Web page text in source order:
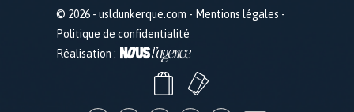
© 2026 - usldunkerque.com - Mentions légales -
Politique de confidentialité
Réalisation :